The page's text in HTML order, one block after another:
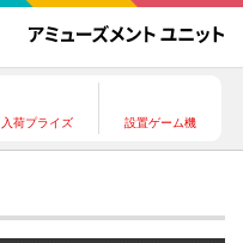
入荷プライズ 設置ゲーム機